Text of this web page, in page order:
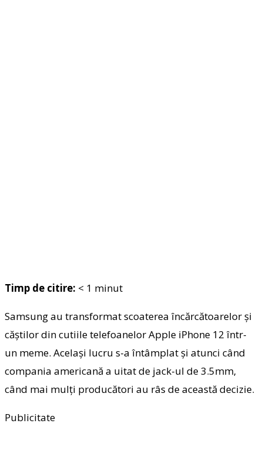
Timp de citire: < 1 minut
Samsung au transformat scoaterea încărcătoarelor și
căștilor din cutiile telefoanelor Apple iPhone 12 într-
un meme. Același lucru s-a întâmplat și atunci când
compania americană a uitat de jack-ul de 3.5mm,
când mai mulți producători au râs de această decizie.
Publicitate